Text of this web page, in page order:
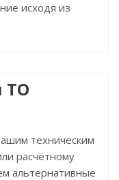
исходя из
ТО
техническим
расчётному
альтернативные